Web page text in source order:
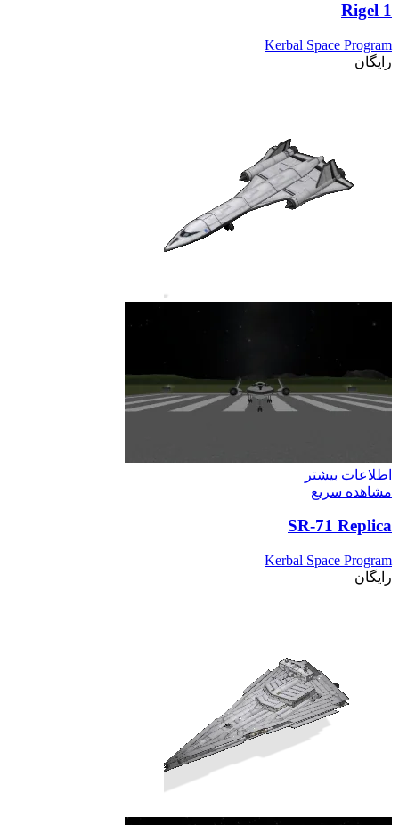
Rigel 1
Kerbal Space Program
رایگان
اطلاعات بیشتر
مشاهده سریع
SR-71 Replica
Kerbal Space Program
رایگان